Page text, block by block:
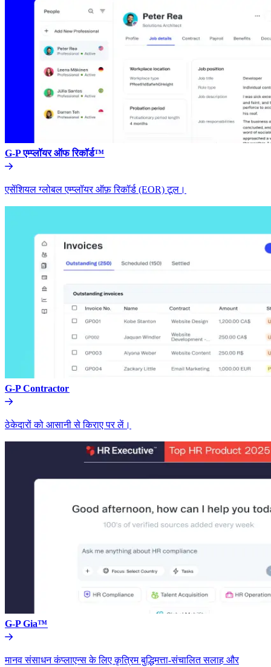
G-P एम्प्लॉयर ऑफ रिकॉर्ड™​​
एसेंशियल ग्लोबल एम्प्लॉयर ऑफ़ रिकॉर्ड (EOR) टूल।​​
G-P Contractor​​
ठेकेदारों को आसानी से किराए पर लें।​​
G-P Gia™​​
मानव संसाधन कंप्लाएन्स के लिए कृत्रिम बुद्धिमत्ता-संचालित सलाह और